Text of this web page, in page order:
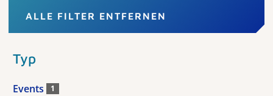
ALLE FILTER ENTFERNEN
Typ
Events 1